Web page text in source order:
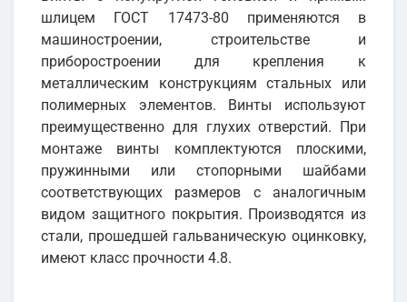
шлицем ГОСТ 17473-80 применяются в
машиностроении, строительстве и
приборостроении для крепления к
металлическим конструкциям стальных или
полимерных элементов. Винты используют
преимущественно для глухих отверстий. При
монтаже винты комплектуются плоскими,
пружинными или стопорными шайбами
соответствующих размеров с аналогичным
видом защитного покрытия. Производятся из
стали, прошедшей гальваническую оцинковку,
имеют класс прочности 4.8.